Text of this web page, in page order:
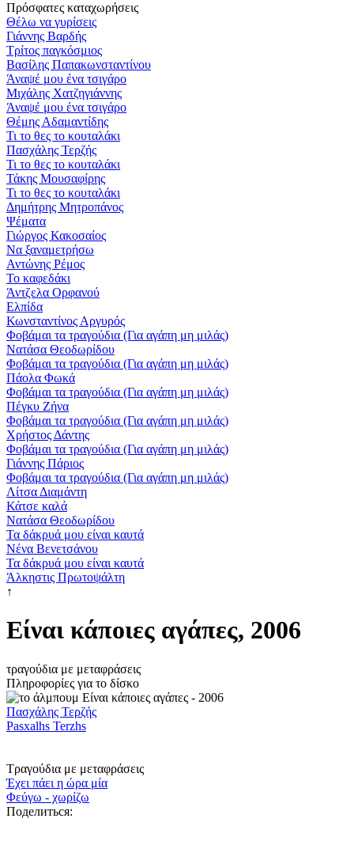
Πρόσφατες καταχωρήσεις
Θέλω να γυρίσεις
Γιάννης Βαρδής
Τρίτος παγκόσμιος
Βασίλης Παπακωνσταντίνου
Άναψέ μου ένα τσιγάρο
Μιχάλης Χατζηγιάννης
Άναψέ μου ένα τσιγάρο
Θέμης Αδαμαντίδης
Τι το θες το κουταλάκι
Πασχάλης Τερζής
Τι το θες το κουταλάκι
Τάκης Μουσαφίρης
Τι το θες το κουταλάκι
Δημήτρης Μητροπάνος
Ψέματα
Γιώργος Κακοσαίος
Να ξαναμετρήσω
Αντώνης Ρέμος
Το καφεδάκι
Άντζελα Ορφανού
Ελπίδα
Κωνσταντίνος Αργυρός
Φοβάμαι τα τραγούδια (Για αγάπη μη μιλάς)
Νατάσα Θεοδωρίδου
Φοβάμαι τα τραγούδια (Για αγάπη μη μιλάς)
Πάολα Φωκά
Φοβάμαι τα τραγούδια (Για αγάπη μη μιλάς)
Πέγκυ Ζήνα
Φοβάμαι τα τραγούδια (Για αγάπη μη μιλάς)
Χρήστος Δάντης
Φοβάμαι τα τραγούδια (Για αγάπη μη μιλάς)
Γιάννης Πάριος
Φοβάμαι τα τραγούδια (Για αγάπη μη μιλάς)
Λίτσα Διαμάντη
Κάτσε καλά
Νατάσα Θεοδωρίδου
Τα δάκρυά μου είναι καυτά
Νένα Βενετσάνου
Τα δάκρυά μου είναι καυτά
Άλκηστις Πρωτοψάλτη
↑
Είναι κάποιες αγάπες, 2006
τραγούδια με μεταφράσεις
Πληροφορίες για το δίσκο
Πασχάλης Τερζής
Pasxalhs Terzhs
Τραγούδια με μεταφράσεις
Έχει πάει η ώρα μία
Φεύγω - χωρίζω
Поделиться: